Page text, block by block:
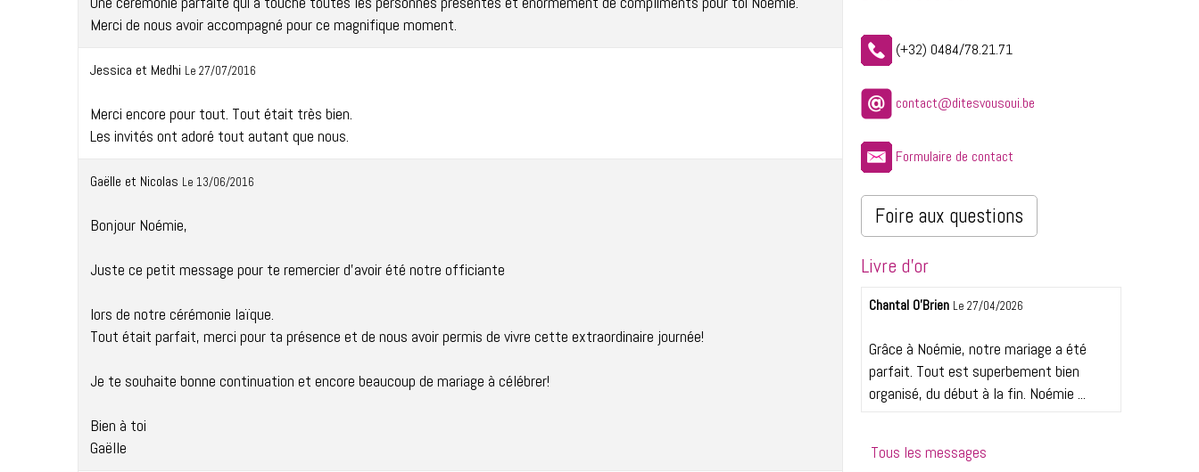
Merci de nous avoir accompagné pour ce magnifique moment.
Jessica et Medhi Le 27/07/2016
Merci encore pour tout. Tout était très bien.
Les invités ont adoré tout autant que nous.
Gaëlle et Nicolas Le 13/06/2016
Bonjour Noémie,
Juste ce petit message pour te remercier d'avoir été notre officiante
lors de notre cérémonie laïque.
Tout était parfait, merci pour ta présence et de nous avoir permis de vivre cette extraordinaire journée!
Je te souhaite bonne continuation et encore beaucoup de mariage à célébrer!
Bien à toi
Gaëlle
(+32) 0484/78.21.71
contact@ditesvousoui.be
Formulaire de contact
Foire aux questions
Livre d'or
Chantal O'Brien Le 27/04/2026
Grâce à Noémie, notre mariage a été
parfait. Tout est superbement bien
organisé, du début à la fin. Noémie ...
Tous les messages